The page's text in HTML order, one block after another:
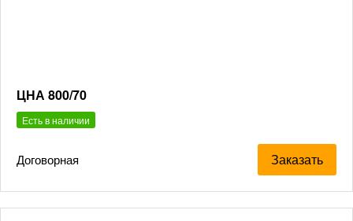
ЦНА 800/70
Есть в наличии
Договорная Заказать